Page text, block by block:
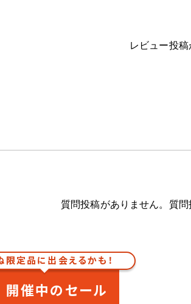
レビュー投稿
質問投稿がありません。質
限定品に出会えるかも！
開催中のセール